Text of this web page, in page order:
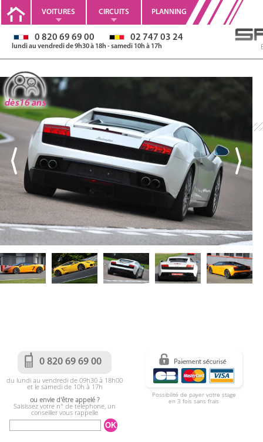
VOITURES CIRCUITS PLANNING
0 820 69 69 00 02 747 03 24
lundi au vendredi de 9h30 à 18h - samedi 10h à 17h
0 820 69 69 00
du lundi au vendredi de 09h30 à 18h00
et le samedi de 10h à 17h
ou envie d'être appelé ?
Saisissez votre n° de téléphone, un
conseiller vous rappelle
Possibilité de payer votre stage
en 3 fois sans frais